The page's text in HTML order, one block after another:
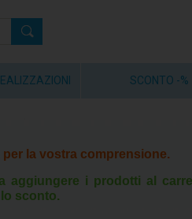
SCONTO -%
la vostra comprensione.
aggiungere i prodotti al
sconto.